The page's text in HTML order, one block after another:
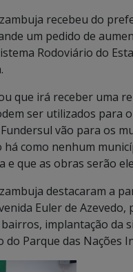
recebeu do
um pedido de
Rodoviário do
que irá receber uma
ser utilizados para
vão para os
como nenhum
que as obras serão
destacaram a
Euler de
implantação da
Parque das Nações